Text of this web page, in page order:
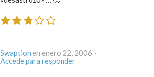
Swaption
en enero 22, 2006 ·
Accede para responder